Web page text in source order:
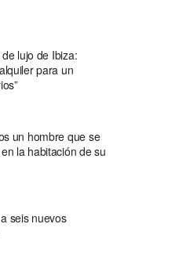
lujo de Ibiza:
para un
un hombre que se
la habitación de su
seis nuevos